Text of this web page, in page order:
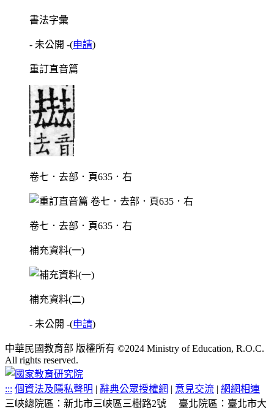
書法字彙
- 未公開 -(申請)
重訂直音篇
卷七．去部．頁635．右
卷七．去部．頁635．右
補充資料(一)
補充資料(二)
- 未公開 -(申請)
中華民國教育部 版權所有 ©2024 Ministry of Education, R.O.C.
All rights reserved.
::: 個資法及隱私聲明 | 辭典公眾授權網 | 意見交流 | 網網相連
三峽總院區：新北市三峽區三樹路2號
臺北院區：臺北市大